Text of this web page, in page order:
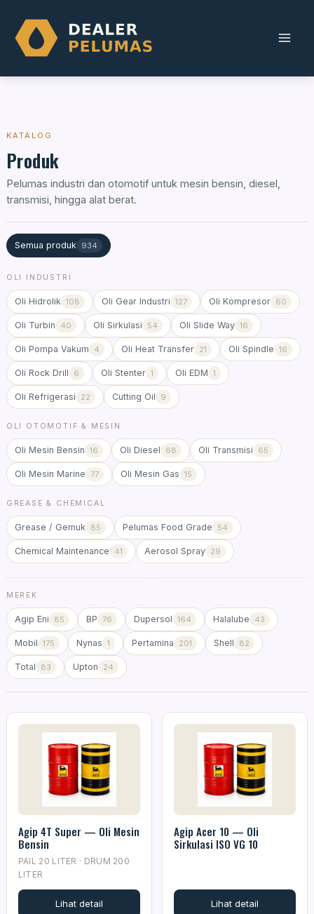
content
KATALOG
Produk
Pelumas industri dan otomotif untuk mesin bensin, diesel,
transmisi, hingga alat berat.
Semua produk 934
OLI INDUSTRI
Oli Hidrolik 108 Oli Gear Industri 127 Oli Kompresor 60
Oli Turbin 40 Oli Sirkulasi 54 Oli Slide Way 16
Oli Pompa Vakum 4 Oli Heat Transfer 21 Oli Spindle 16
Oli Rock Drill 6 Oli Stenter 1 Oli EDM 1
Oli Refrigerasi 22 Cutting Oil 9
OLI OTOMOTIF & MESIN
Oli Mesin Bensin 16 Oli Diesel 68 Oli Transmisi 65
Oli Mesin Marine 77 Oli Mesin Gas 15
GREASE & CHEMICAL
Grease / Gemuk 85 Pelumas Food Grade 54
Chemical Maintenance 41 Aerosol Spray 29
MEREK
Agip Eni 85 BP 76 Dupersol 164 Halalube 43
Mobil 175 Nynas 1 Pertamina 201 Shell 82
Total 83 Upton 24
Agip 4T Super — Oli Mesin
Bensin
PAIL 20 LITER · DRUM 200
LITER
Lihat detail
Agip Acer 10 — Oli
Sirkulasi ISO VG 10
Lihat detail